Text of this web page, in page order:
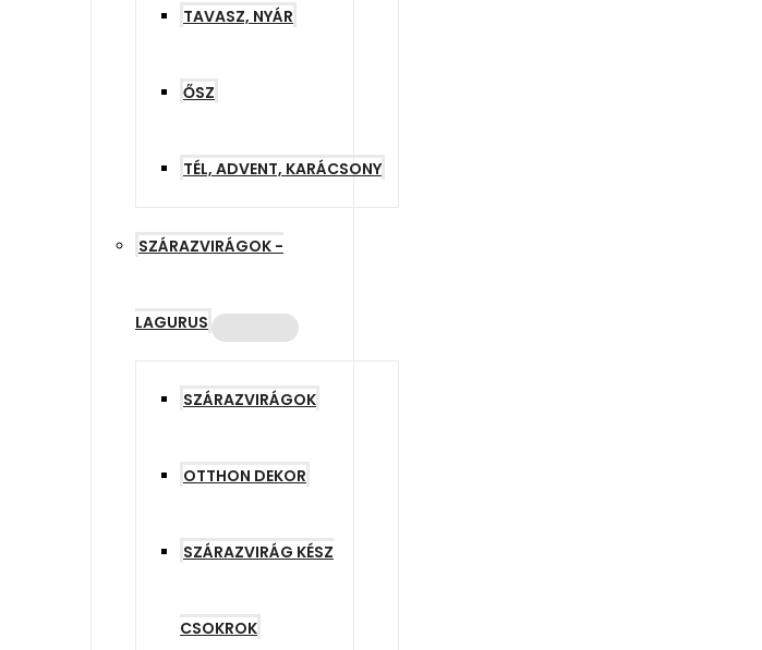
TAVASZ, NYÁR
ŐSZ
TÉL, ADVENT, KARÁCSONY
SZÁRAZVIRÁGOK -
LAGURUS
SZÁRAZVIRÁGOK
OTTHON DEKOR
SZÁRAZVIRÁG KÉSZ
CSOKROK